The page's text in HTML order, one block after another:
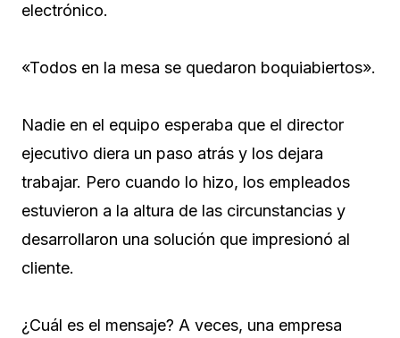
electrónico.
«Todos en la mesa se quedaron boquiabiertos».
Nadie en el equipo esperaba que el director
ejecutivo diera un paso atrás y los dejara
trabajar. Pero cuando lo hizo, los empleados
estuvieron a la altura de las circunstancias y
desarrollaron una solución que impresionó al
cliente.
¿Cuál es el mensaje? A veces, una empresa